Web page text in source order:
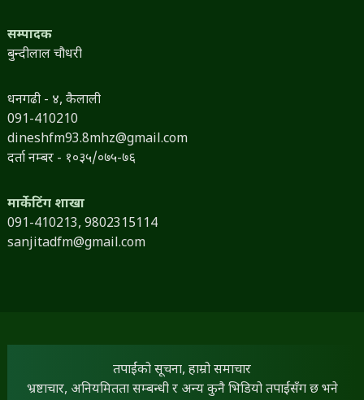
सम्पादक
बुन्दीलाल चौधरी
धनगढी - ४, कैलाली
091-410210
dineshfm93.8mhz@gmail.com
दर्ता नम्बर - १०३५/०७५-७६
मार्केटिंग शाखा
091-410213, 9802315114
sanjitadfm@gmail.com
तपाईंको सूचना, हाम्रो समाचार
भ्रष्टाचार, अनियमितता सम्बन्धी र अन्य कुनै भिडियो तपाईंसँग छ भने